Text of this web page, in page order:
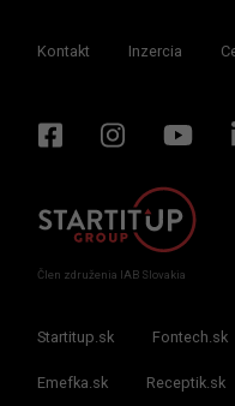
Kontakt Inzercia
Člen združenia IAB Slovakia
Startitup.sk Fontech.sk
Emefka.sk Receptik.sk